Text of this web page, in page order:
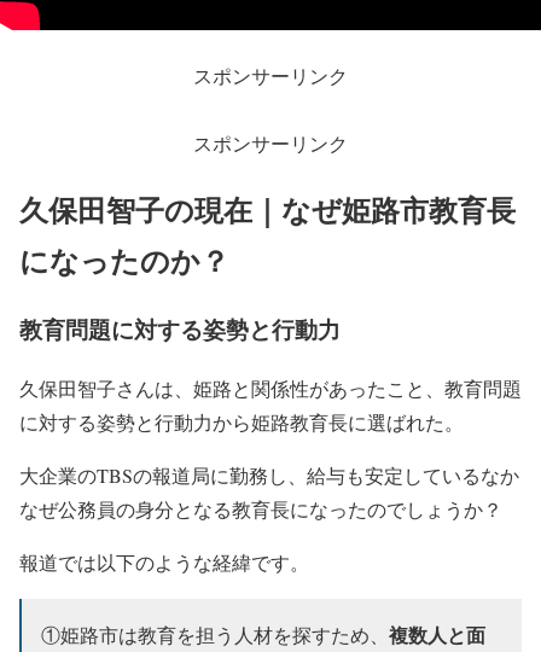
スポンサーリンク
スポンサーリンク
久保田智子の現在｜なぜ姫路市教育長
になったのか？
教育問題に対する姿勢と行動力
久保田智子さんは、姫路と関係性があったこと、教育問題
に対する姿勢と行動力から姫路教育長に選ばれた。
大企業のTBSの報道局に勤務し、給与も安定しているなか
なぜ公務員の身分となる教育長になったのでしょうか？
報道では以下のような経緯です。
①姫路市は教育を担う人材を探すため、 複数人と面